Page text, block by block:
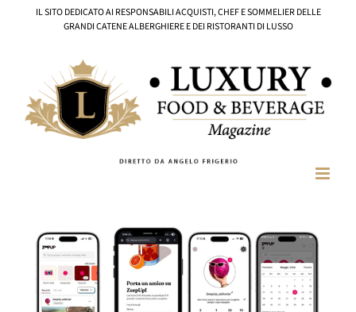
IL SITO DEDICATO AI RESPONSABILI ACQUISTI, CHEF E SOMMELIER DELLE
GRANDI CATENE ALBERGHIERE E DEI RISTORANTI DI LUSSO